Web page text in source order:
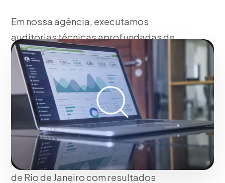
Em nossa agência, executamos
auditorias técnicas aprofundadas de
SEO, resolvendo problemas de
rastreamento, canibalização de
palavras-chave e Core Web Vitals.
Desenvolvemos estratégias de
linkbuilding de autoridade e clusters de
conteúdo semântico para dominar SERPs
e capturar a intenção de pesquisa exata
do seu nicho. Transformando negócios
de Rio de Janeiro com resultados